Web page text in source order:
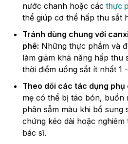
nước chanh hoặc cácthực
thể giúp cơ thể hấp thu sắt
Tránh dùng chung với
phê: Những thực phẩm và
làm giảm khả năng hấp thu
thời điểm uống sắt ít nhất 1
Theo dõi các tác dụng phụ
mẹ có thể bị táo bón, buồn
phân sẫm màu khi bổ sung
chứng kéo dài hoặc
bác sĩ.